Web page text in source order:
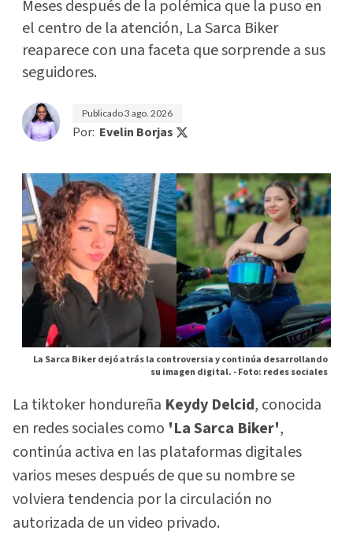
Meses después de la polémica que la puso en
el centro de la atención, La Sarca Biker
reaparece con una faceta que sorprende a sus
seguidores.
Publicado3 ago. 2026
Por: Evelin Borjas
La Sarca Biker dejó atrás la controversia y continúa desarrollando
su imagen digital. -Foto: redes sociales
La tiktoker hondureña Keydy Delcid, conocida
en redes sociales como 'La Sarca Biker',
continúa activa en las plataformas digitales
varios meses después de que su nombre se
volviera tendencia por la circulación no
autorizada de un video privado.